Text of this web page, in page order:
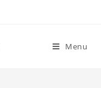
Menu